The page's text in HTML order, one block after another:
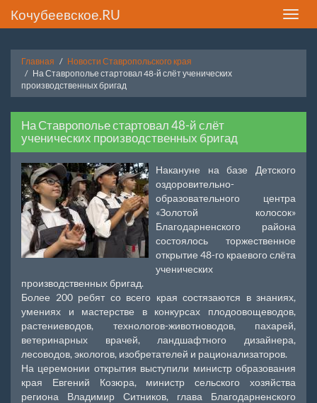
Toggle
Кочубеевское.RU
Главная
Новости Ставропольского края
На Ставрополье стартовал 48-й слёт ученических
производственных бригад
На Ставрополье стартовал 48-й слёт
ученических производственных бригад
Накануне на базе Детского
оздоровительно-
образовательного центра
«Золотой колосок»
Благодарненского района
состоялось торжественное
открытие 48-го краевого слёта
ученических
производственных бригад.
Более 200 ребят со всего края состязаются в знаниях,
умениях и мастерстве в конкурсах плодоовощеводов,
растениеводов, технологов-животноводов, пахарей,
ветеринарных врачей, ландшафтного дизайнера,
лесоводов, экологов, изобретателей и рационализаторов.
На церемонии открытия выступили министр образования
края Евгений Козюра, министр сельского хозяйства
региона Владимир Ситников, глава Благодарненского